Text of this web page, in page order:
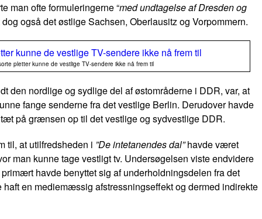
man ofte formuleringerne “med undtagelse af Dresden og
også det østlige Sachsen, Oberlausitz og Vorpommern.
pletter kunne de vestlige TV-sendere ikke nå frem til
den nordlige og sydlige del af østområderne i DDR, var, at
fange senderne fra det vestlige Berlin. Derudover havde
på grænsen op til det vestlige og sydvestlige DDR.
til, at utilfredsheden i ”De intetanendes dal”havde været
man kunne tage vestligt tv. Undersøgelsen viste endvidere
havde benyttet sig af underholdningsdelen fra det
haft en mediemæssig afstressningseffekt og dermed indirekte